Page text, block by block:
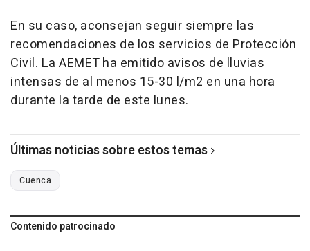
En su caso, aconsejan seguir siempre las
recomendaciones de los servicios de Protección
Civil. La AEMET ha emitido avisos de lluvias
intensas de al menos 15-30 l/m2 en una hora
durante la tarde de este lunes.
Últimas noticias sobre estos temas
Cuenca
Contenido patrocinado